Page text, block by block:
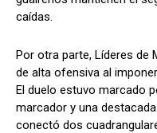
caídas.
Por otra parte, Líderes de
de alta ofensiva al
El duelo estuvo marcado
marcador y una
conectó dos